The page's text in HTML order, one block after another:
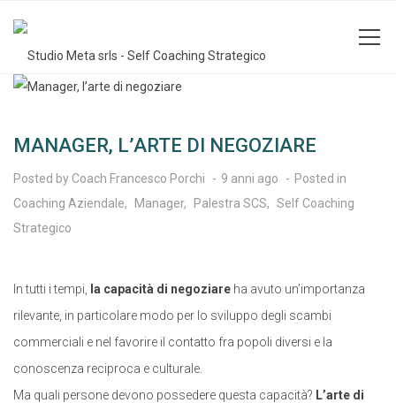
MANAGER, L’ARTE DI NEGOZIARE
Posted by Coach Francesco Porchi 9 anni ago
Posted in
Coaching Aziendale, Manager, Palestra SCS, Self Coaching
Strategico
In tutti i tempi, la capacità di negoziare ha avuto un’importanza
rilevante, in particolare modo per lo sviluppo degli scambi
commerciali e nel favorire il contatto fra popoli diversi e la
conoscenza reciproca e culturale.
Ma quali persone devono possedere questa capacità? L’arte di